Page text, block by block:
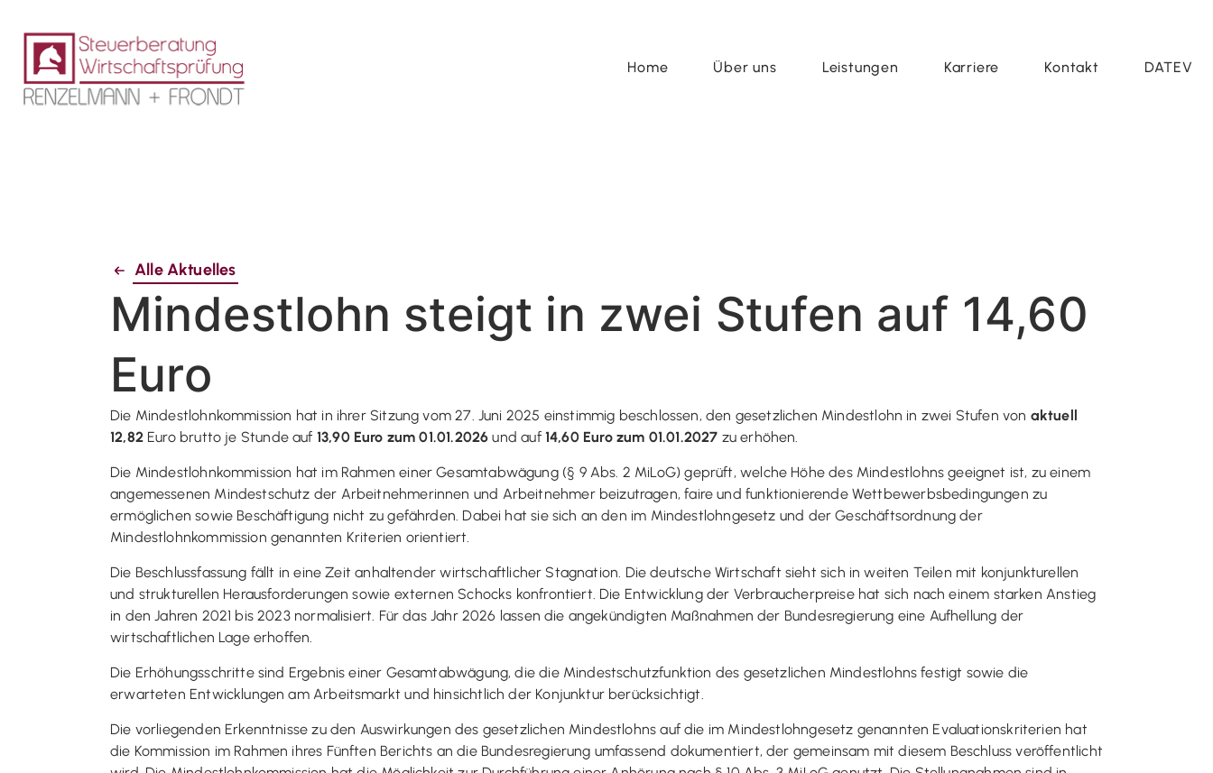
Home Über uns Leistungen Karriere Kontakt DATEV
Alle Aktuelles
Mindestlohn steigt in zwei Stufen auf 14,60
Euro
Die Mindestlohnkommission hat in ihrer Sitzung vom 27. Juni 2025 einstimmig beschlossen, den gesetzlichen Mindestlohn in zwei Stufen von aktuell
12,82Euro brutto je Stunde auf 13,90 Euro zum 01.01.2026und auf 14,60 Euro zum 01.01.2027 zu erhöhen.
Die Mindestlohnkommission hat im Rahmen einer Gesamtabwägung (§ 9 Abs. 2 MiLoG) geprüft, welche Höhe des Mindestlohns geeignet ist, zu einem
angemessenen Mindestschutz der Arbeitnehmerinnen und Arbeitnehmer beizutragen, faire und funktionierende Wettbewerbsbedingungen zu
ermöglichen sowie Beschäftigung nicht zu gefährden. Dabei hat sie sich an den im Mindestlohngesetz und der Geschäftsordnung der
Mindestlohnkommission genannten Kriterien orientiert.
Die Beschlussfassung fällt in eine Zeit anhaltender wirtschaftlicher Stagnation. Die deutsche Wirtschaft sieht sich in weiten Teilen mit konjunkturellen
und strukturellen Herausforderungen sowie externen Schocks konfrontiert. Die Entwicklung der Verbraucherpreise hat sich nach einem starken Anstieg
in den Jahren 2021 bis 2023 normalisiert. Für das Jahr 2026 lassen die angekündigten Maßnahmen der Bundesregierung eine Aufhellung der
wirtschaftlichen Lage erhoffen.
Die Erhöhungsschritte sind Ergebnis einer Gesamtabwägung, die die Mindestschutzfunktion des gesetzlichen Mindestlohns festigt sowie die
erwarteten Entwicklungen am Arbeitsmarkt und hinsichtlich der Konjunktur berücksichtigt.
Die vorliegenden Erkenntnisse zu den Auswirkungen des gesetzlichen Mindestlohns auf die im Mindestlohngesetz genannten Evaluationskriterien hat
die Kommission im Rahmen ihres Fünften Berichts an die Bundesregierung umfassend dokumentiert, der gemeinsam mit diesem Beschluss veröffentlicht